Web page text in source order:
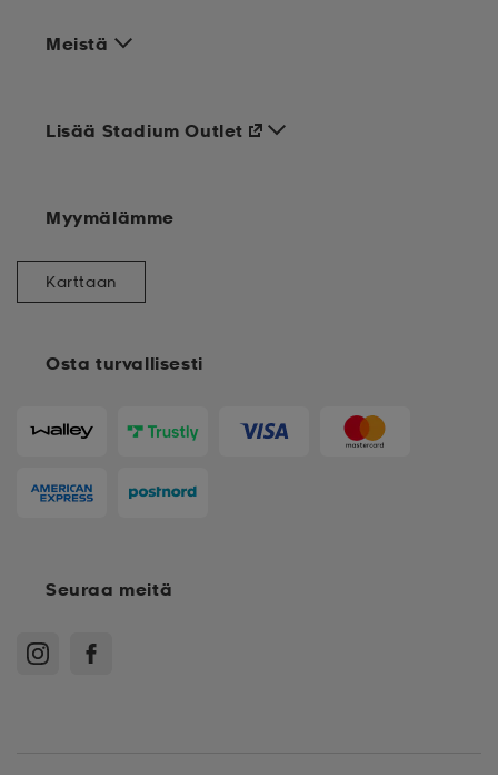
Meistä
Osta turvallisesti
Lisää Stadium Outlet
Myymälämme
Karttaan
Seuraa meitä